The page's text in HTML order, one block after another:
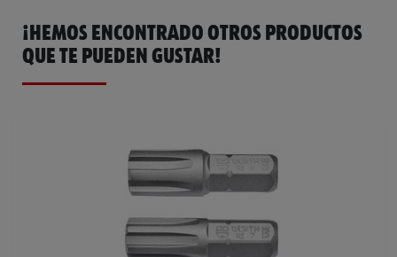
¡HEMOS ENCONTRADO OTROS PRODUCTOS
QUE TE PUEDEN GUSTAR!